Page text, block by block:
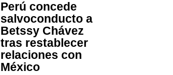
Perú concede
salvoconducto a
Betssy Chávez
tras restablecer
relaciones con
México